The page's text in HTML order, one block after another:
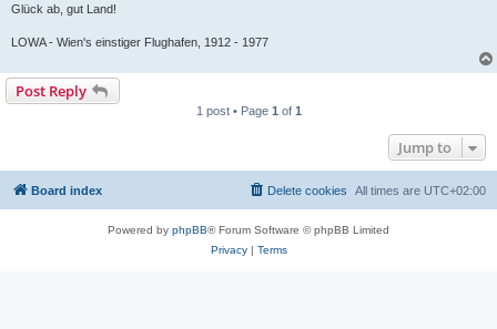
Glück ab, gut Land!
LOWA - Wien's einstiger Flughafen, 1912 - 1977
Post Reply
1 post • Page 1of 1
Jump to
Board index All times are UTC+02:00
Delete cookies
Powered by phpBB® Forum Software © phpBB Limited
Privacy| Terms